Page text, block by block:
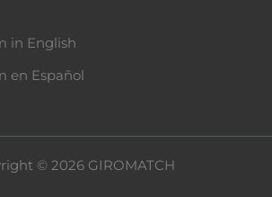
in English
en Español
© 2026 GIROMATCH